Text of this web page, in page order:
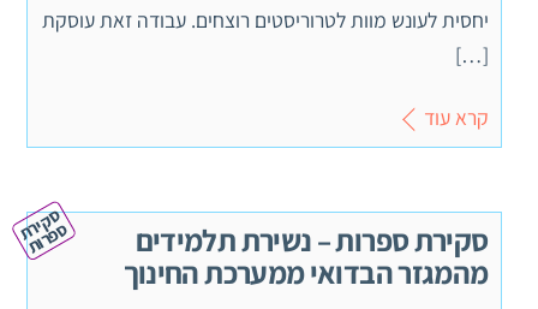
יחסית לעונש מוות לטרוריסטים רוצחים. עבודה זאת עוסקת
[…]
קרא עוד
סקירת ספרות – נשירת תלמידים
מהמגזר הבדואי ממערכת החינוך
ס
ק
יר
ת
ס
פ
ר
ות